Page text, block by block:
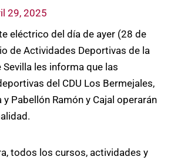
29, 2025
eléctrico del día de ayer (28 de
de Actividades Deportivas de la
Sevilla les informa que las
del CDU Los Bermejales,
y Pabellón Ramón y Cajal operarán
todos los cursos, actividades y